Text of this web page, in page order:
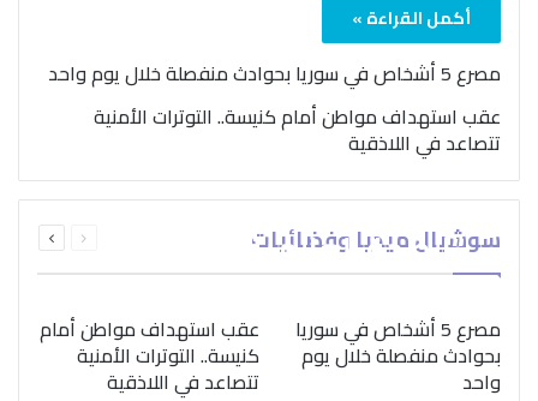
أكمل القراءة »
مصرع 5 أشخاص في سوريا بحوادث منفصلة خلال يوم واحد
عقب استهداف مواطن أمام كنيسة.. التوترات الأمنية
تتصاعد في اللاذقية
سوشيال ميديا وفضائيات الصفحةالصفحة
بمناسبة اليوم الدولي..
“الصحة العالمية” تؤكد
ضرورة اتباع نهج متكامل
لمواجهة إدمان المخدرات
مصرع 5 أشخاص في سوريا
بحوادث منفصلة خلال يوم
واحد
عقب استهداف مواطن أمام
كنيسة.. التوترات الأمنية
تتصاعد في اللاذقية